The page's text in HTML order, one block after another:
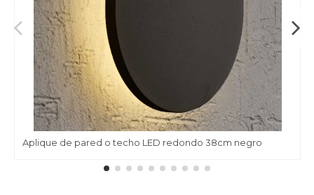
Aplique de pared o techo LED redondo 38cm negro